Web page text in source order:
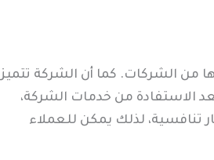
من الشركات. كما أن الشركة تتميز
الاستفادة من خدمات الشركة،
تنافسية، لذلك يمكن للعملاء